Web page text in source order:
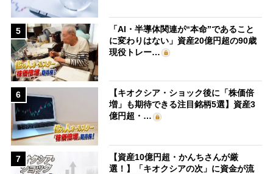
5
「AI・半導体関連が“本命”であること
に変わりはない」資産20億円超の90歳
現役トレー…
6
【キオクシア・ショック後に「株価倍
増」も期待できる注目銘柄5選】資産3
億円超・…
7
【資産10億円超・かんちさんが厳
選！】「キオクシアの次」に資金が流